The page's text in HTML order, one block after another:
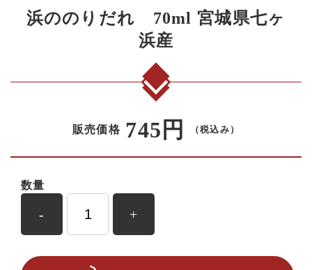
浜ののりだれ 70ml 宮城県七ヶ
浜産
販売価格 745円 （税込み）
数量
- +